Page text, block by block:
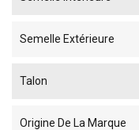
Semelle Extérieure
Talon
Origine De La Marque